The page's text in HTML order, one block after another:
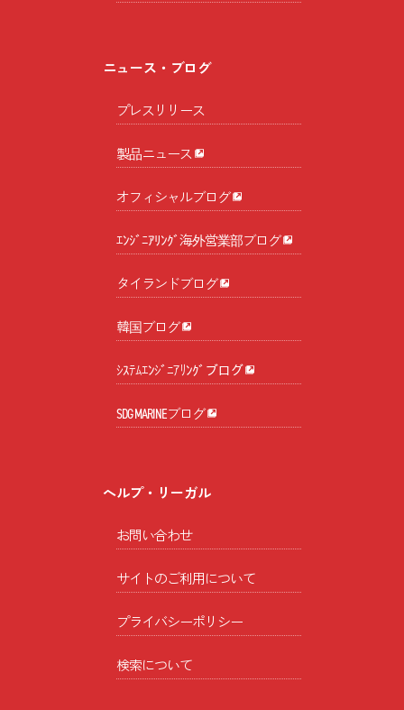
ニュース・ブログ
プレスリリース
製品ニュース
オフィシャルブログ
ｴﾝｼﾞﾆｱﾘﾝｸﾞ海外営業部ブログ
タイランドブログ
韓国ブログ
ｼｽﾃﾑｴﾝｼﾞﾆｱﾘﾝｸﾞブログ
SDG MARINEブログ
ヘルプ・リーガル
お問い合わせ
サイトのご利用について
プライバシーポリシー
検索について